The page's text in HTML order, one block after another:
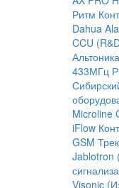
Ритм
Dahua
CCU
Альтоника
433МГц
Microline
iFlow
GSM
Jablotron
Visonic